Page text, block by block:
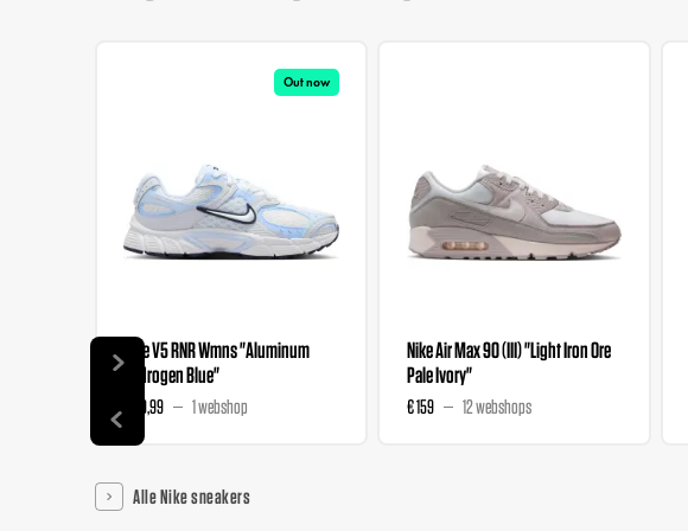
Out now
Nike V5 RNR Wmns "Aluminum
Hydrogen Blue"
€ 89,99 1 webshop
Nike Air Max 90 (III) "Light Iron Ore
Pale Ivory"
€ 159 12 webshops
Alle Nike sneakers